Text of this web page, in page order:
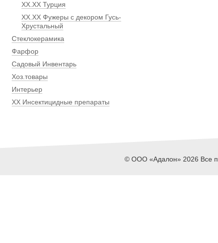
ХХ.ХХ Турция
ХХ.ХХ Фужеры с декором Гусь-
Хрустальный
Стеклокерамика
Фарфор
Садовый Инвентарь
Хоз.товары
Интерьер
ХХ Инсектицидные препараты
© ООО «Адалон» 2026 Все